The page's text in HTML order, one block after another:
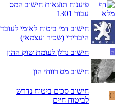
פיענוח תוצאות חישוב המס
עבור 1301
חישוב דמי ביטוח לאומי לעובד
היברידי (שכיר ועצמאי)
ה חישוב נדלן לעומת שוק ההון
חישוב מס רווחי הון
C
חישוב סכום ביטוח נדרש
לביטוח חיים